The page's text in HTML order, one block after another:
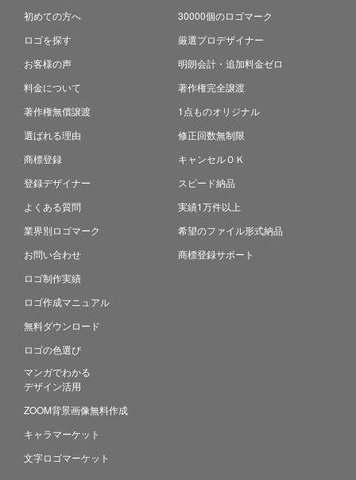
初めての方へ
ロゴを探す
お客様の声
料金について
著作権無償譲渡
選ばれる理由
商標登録
登録デザイナー
よくある質問
業界別ロゴマーク
お問い合わせ
ロゴ制作実績
ロゴ作成マニュアル
無料ダウンロード
ロゴの色選び
マンガでわかる
デザイン活用
ZOOM背景画像無料作成
キャラマーケット
文字ロゴマーケット
30000個のロゴマーク
厳選プロデザイナー
明朗会計・追加料金ゼロ
著作権完全譲渡
1点ものオリジナル
修正回数無制限
キャンセルＯＫ
スピード納品
実績1万件以上
希望のファイル形式納品
商標登録サポート